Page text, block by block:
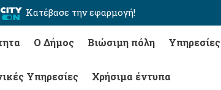
Κατέβασε την εφαρμογή!
Ο Δήμος Βιώσιμη πόλη Υπηρεσίες
Υπηρεσίες Χρήσιμα έντυπα